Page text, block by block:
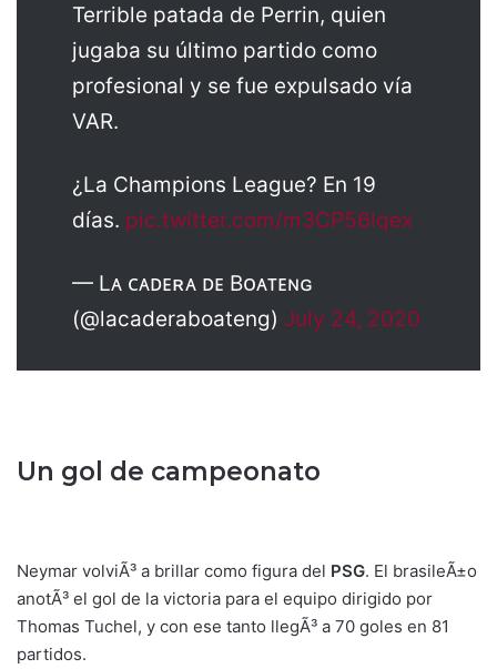
Terrible patada de Perrin, quien
jugaba su último partido como
profesional y se fue expulsado vía
VAR.
¿La Champions League? En 19
días. pic.twitter.com/m3CP56lqex
— Lᴀ ᴄᴀᴅᴇʀᴀ ᴅᴇ Bᴏᴀᴛᴇɴɢ
(@lacaderaboateng) July 24, 2020
Un gol de campeonato
Neymar volviÃ³ a brillar como figura del PSG. El brasileÃ±o
anotÃ³ el gol de la victoria para el equipo dirigido por
Thomas Tuchel, y con ese tanto llegÃ³ a 70 goles en 81
partidos.